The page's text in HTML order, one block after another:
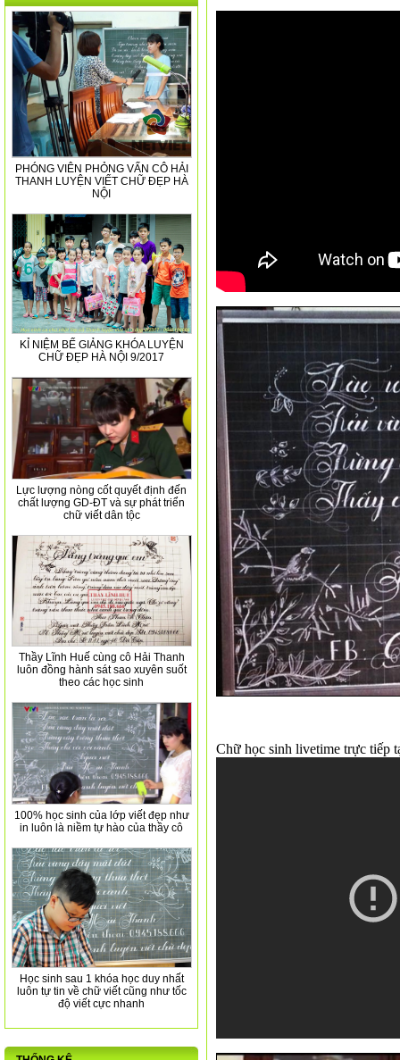
PHÓNG VIÊN PHỎNG VẤN CÔ HẢI
THANH LUYỆN VIẾT CHỮ ĐẸP HÀ
NỘI
KỈ NIỆM BẾ GIẢNG KHÓA LUYỆN
CHỮ ĐẸP HÀ NỘI 9/2017
Lực lượng nòng cốt quyết định đến
chất lượng GD-ĐT và sự phát triển
chữ viết dân tộc
Thầy Lĩnh Huế cùng cô Hải Thanh
luôn đồng hành sát sao xuyên suốt
theo các học sinh
100% học sinh của lớp viết đẹp như
in luôn là niềm tự hào của thầy cô
Học sinh sau 1 khóa học duy nhất
luôn tự tin về chữ viết cũng như tốc
độ viết cực nhanh
Chữ học sinh livetime trực tiếp